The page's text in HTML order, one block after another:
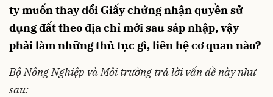
ty muốn thay đổi Giấy chứng nhận quyền sử
dụng đất theo địa chỉ mới sau sáp nhập, vậy
phải làm những thủ tục gì, liên hệ cơ quan nào?
Bộ Nông Nghiệp và Môi trường trả lời vấn đề này như
sau: